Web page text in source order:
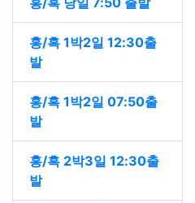
홍/흑 1박2일 12:30출
발
홍/흑 1박2일 07:50출
발
홍/흑 2박3일 12:30출
발